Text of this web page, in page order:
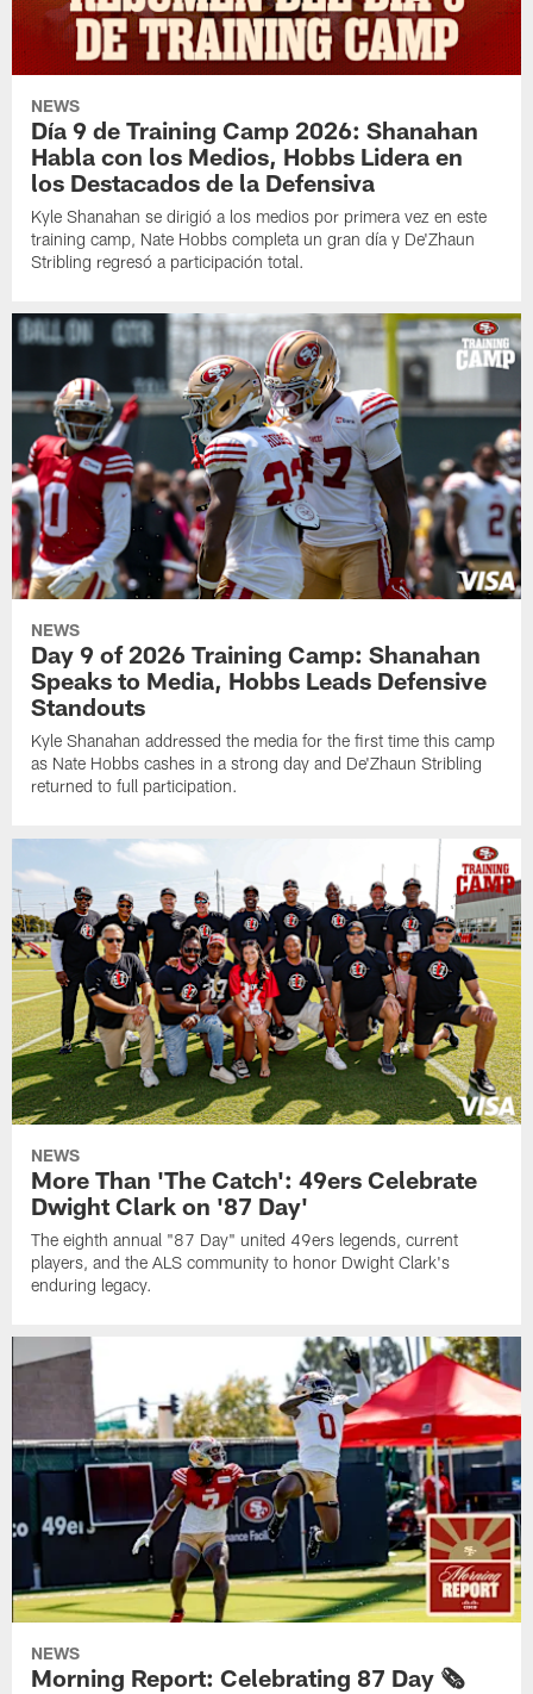
NEWS
Día 9 de Training Camp 2026: Shanahan
Habla con los Medios, Hobbs Lidera en
los Destacados de la Defensiva
Kyle Shanahan se dirigió a los medios por primera vez en este
training camp, Nate Hobbs completa un gran día y De'Zhaun
Stribling regresó a participación total.
NEWS
Day 9 of 2026 Training Camp: Shanahan
Speaks to Media, Hobbs Leads Defensive
Standouts
Kyle Shanahan addressed the media for the first time this camp
as Nate Hobbs cashes in a strong day and De'Zhaun Stribling
returned to full participation.
NEWS
More Than 'The Catch': 49ers Celebrate
Dwight Clark on '87 Day'
The eighth annual "87 Day" united 49ers legends, current
players, and the ALS community to honor Dwight Clark's
enduring legacy.
NEWS
Morning Report: Celebrating 87 Day 🗞️